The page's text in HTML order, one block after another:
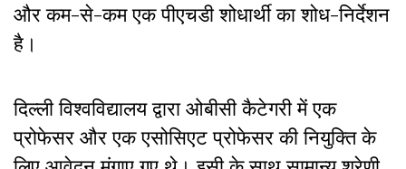
और कम-से-कम एक पीएचडी शोधार्थी का शोध-निर्देशन
है।
दिल्ली विश्वविद्यालय द्वारा ओबीसी कैटेगरी में एक
प्रोफेसर और एक एसोसिएट प्रोफेसर की नियुक्ति के